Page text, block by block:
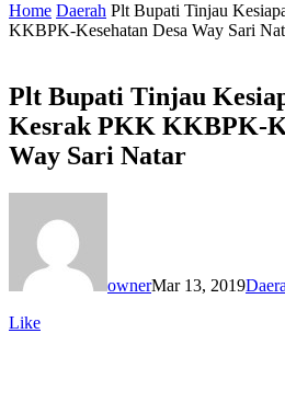
Home Daerah Plt Bupati Tinjau
KKBPK-Kesehatan Desa Way Sari
Plt Bupati Tinjau
Kesrak PKK KKBPK-
Way Sari Natar
ownerMar 13, 2019
Like